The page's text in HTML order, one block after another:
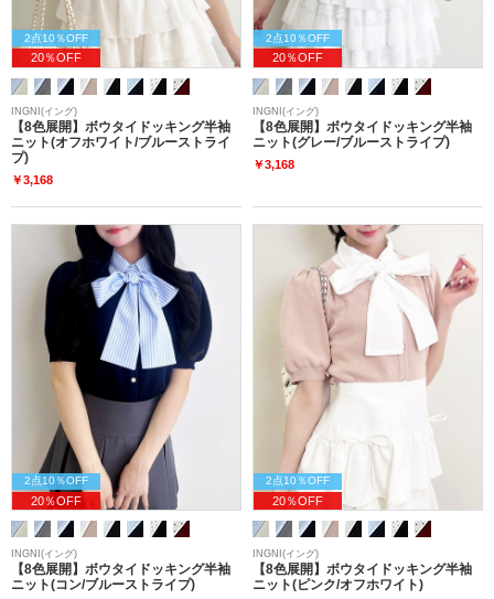
2点10％OFF
20％OFF
INGNI(イング)
【8色展開】ボウタイドッキング半袖
ニット(オフホワイト/ブルーストライ
プ)
￥3,168
2点10％OFF
20％OFF
INGNI(イング)
【8色展開】ボウタイドッキング半袖
ニット(グレー/ブルーストライプ)
￥3,168
2点10％OFF
20％OFF
INGNI(イング)
【8色展開】ボウタイドッキング半袖
ニット(コン/ブルーストライプ)
2点10％OFF
20％OFF
INGNI(イング)
【8色展開】ボウタイドッキング半袖
ニット(ピンク/オフホワイト)